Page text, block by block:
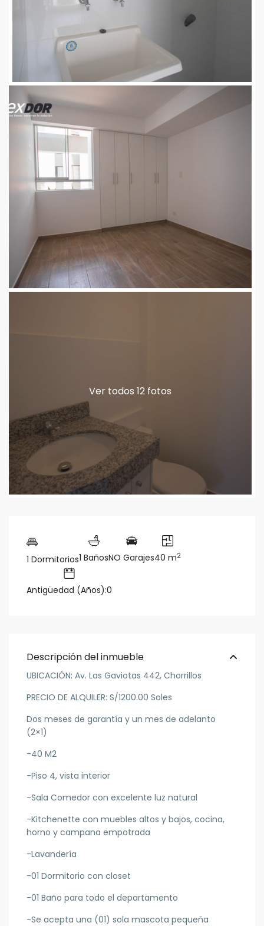
Ver todos 12 fotos
1 Dormitorios1 BañosNO Garajes40 m2
Antigüedad (Años):0
Descripción del inmueble
UBICACIÓN: Av. Las Gaviotas 442, Chorrillos
PRECIO DE ALQUILER: S/1200.00 Soles
Dos meses de garantía y un mes de adelanto
(2×1)
-40 M2
-Piso 4, vista interior
-Sala Comedor con excelente luz natural
-Kitchenette con muebles altos y bajos, cocina,
horno y campana empotrada
-Lavandería
-01 Dormitorio con closet
-01 Baño para todo el departamento
-Se acepta una (01) sola mascota pequeña